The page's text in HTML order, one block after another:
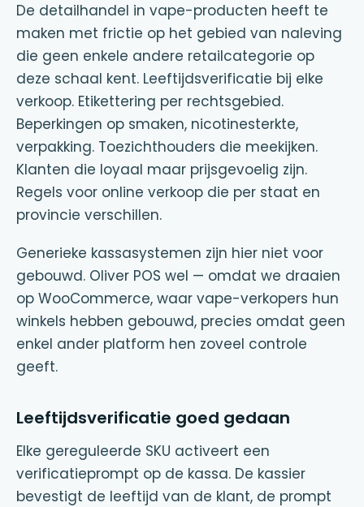
De detailhandel in vape-producten heeft te
maken met frictie op het gebied van naleving
die geen enkele andere retailcategorie op
deze schaal kent. Leeftijdsverificatie bij elke
verkoop. Etikettering per rechtsgebied.
Beperkingen op smaken, nicotinesterkte,
verpakking. Toezichthouders die meekijken.
Klanten die loyaal maar prijsgevoelig zijn.
Regels voor online verkoop die per staat en
provincie verschillen.
Generieke kassasystemen zijn hier niet voor
gebouwd. Oliver POS wel — omdat we draaien
op WooCommerce, waar vape-verkopers hun
winkels hebben gebouwd, precies omdat geen
enkel ander platform hen zoveel controle
geeft.
Leeftijdsverificatie goed gedaan
Elke gereguleerde SKU activeert een
verificatieprompt op de kassa. De kassier
bevestigt de leeftijd van de klant, de prompt